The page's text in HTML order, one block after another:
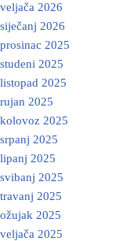
veljača 2026
siječanj 2026
prosinac 2025
studeni 2025
listopad 2025
rujan 2025
kolovoz 2025
srpanj 2025
lipanj 2025
svibanj 2025
travanj 2025
ožujak 2025
veljača 2025